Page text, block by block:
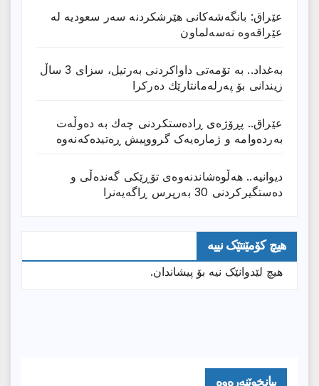
عێراق: بانگەشەكانی هێرشكردنە سەر سعودیە لە
عێراقەوە نەسەلماون
بەغداد.. بە تۆمەتی داواكردنی بەرتیل، سزای 3 ساڵ
زیندانی بۆ پەرلەمانتارێك دەركرا
عێراق.. پڕۆژەی ڕادەستكردنی چەك بە دەوڵەت
بەردەوامە و ژمارەیەک گرووپیش ڕەتیدەکەنەوە
دیوانیە.. هەڵوەشاندنەوەی تۆڕێكی گەندەڵی و
دەستگیركردنی 30 بەرپرس ڕاگەیەنرا
هیچ کۆمێنتێک نییە
هیچ لێدوانێک نیە بۆ پیشاندان.
بیانخوێنەرەوە